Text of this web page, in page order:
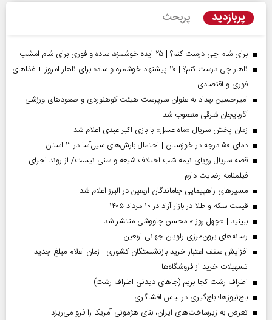
پربازدید پربحث
برای شام چی درست کنم؟ | ۲۵ ایده خوشمزه، ساده و فوری برای شام امشب
ناهار چی درست کنم؟ | ۲۰ پیشنهاد خوشمزه و ساده برای ناهار امروز + غذاهای
فوری و اقتصادی
امیرحسین بهداد به عنوان سرپرست هیئت کوهنوردی و صعودهای ورزشی
آذربایجان شرقی منصوب شد
زمان پخش سریال «ماه عسل» با بازی اکبر عبدی اعلام شد
دمای ۵۰ درجه در خوزستان | احتمال بارش‌های سیل‌آسا در ۳ استان
قصه سریال رویای نیمه شب اختلاف شیعه و سنی نیست/ از روند اجرای
فیلمنامه رضایت دارم
مسیر‌های راهپیمایی جاماندگان اربعین در البرز اعلام شد
قیمت سکه و طلا در بازار آزاد در ۱۰ مرداد ۱۴۰۵
ببینید | «چهل روز » محسن چاووشی منتشر شد
رسانه‌های برون‌مرزی راویان جهانی اربعین
افزایش سقف اعتبار خرید بازنشستگان کشوری | زمان اعلام مبلغ جدید
تسهیلات خرید از فروشگاه‌ها
اطراف رشت کجا بریم (جاهای دیدنی اطراف رشت)
باج‌نیوزها؛ باج‌گیری در لباس افشاگری
تعرض به زیرساخت‌های ایران، بنای هژمونی آمریکا را فرو می‌ریزد